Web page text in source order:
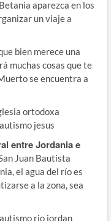
aparezca en los
un viaje a
bien merece una
muchas cosas que te
se encuentra a
entre Jordania e
Juan Bautista
el agua del río es
a la zona, sea